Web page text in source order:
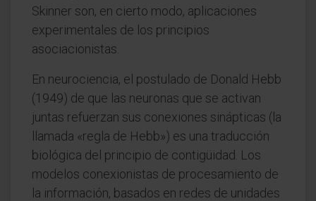
Skinner son, en cierto modo, aplicaciones
experimentales de los principios
asociacionistas.
En neurociencia, el postulado de Donald Hebb
(1949) de que las neuronas que se activan
juntas refuerzan sus conexiones sinápticas (la
llamada «regla de Hebb») es una traducción
biológica del principio de contigüidad. Los
modelos conexionistas de procesamiento de
la información, basados en redes de unidades